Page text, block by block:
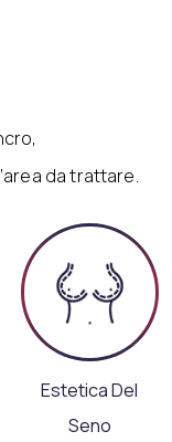
da trattare.
Estetica Del
Seno